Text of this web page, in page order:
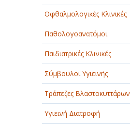
Οφθαλμολογικές Κλινικές
Παθολογοανατόμοι
Παιδιατρικές Κλινικές
Σύμβουλοι Υγιεινής
Τράπεζες Βλαστοκυττάρων
Υγιεινή Διατροφή